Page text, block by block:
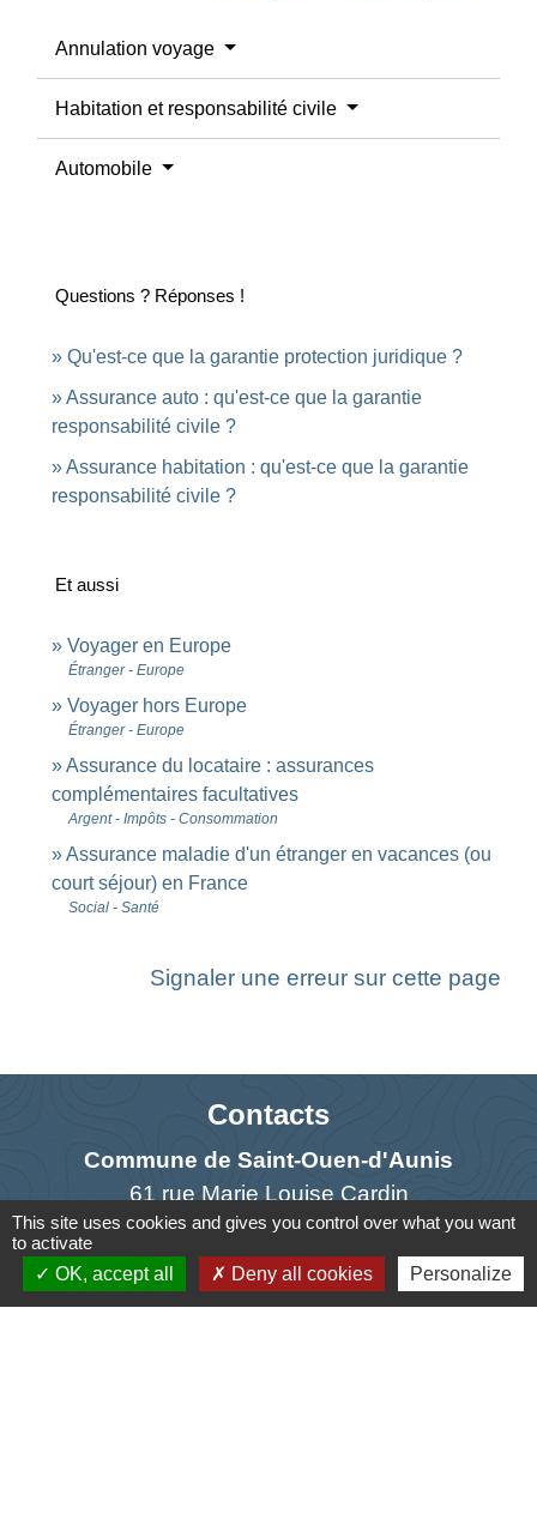
Annulation voyage
Habitation et responsabilité civile
Automobile
Questions ? Réponses !
Qu'est-ce que la garantie protection juridique ?
Assurance auto : qu'est-ce que la garantie
responsabilité civile ?
Assurance habitation : qu'est-ce que la garantie
responsabilité civile ?
Et aussi
Voyager en Europe
Étranger - Europe
Voyager hors Europe
Étranger - Europe
Assurance du locataire : assurances
complémentaires facultatives
Argent - Impôts - Consommation
Assurance maladie d'un étranger en vacances (ou
court séjour) en France
Social - Santé
Signaler une erreur sur cette page
Contacts
Commune de Saint-Ouen-d'Aunis
61 rue Marie Louise Cardin
17230 Saint-Ouen-d'Aunis - FRANCE
+33 5 46 01 40 64
This site uses cookies and gives you control over what you want
to activate
OK, accept all
Deny all cookies Personalize